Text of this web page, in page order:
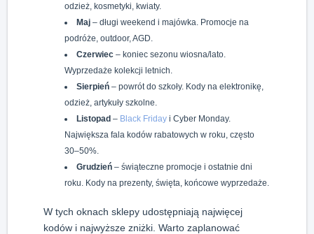
odzież, kosmetyki, kwiaty.
Maj – długi weekend i majówka. Promocje na
podróże, outdoor, AGD.
Czerwiec – koniec sezonu wiosna/lato.
Wyprzedaże kolekcji letnich.
Sierpień – powrót do szkoły. Kody na elektronikę,
odzież, artykuły szkolne.
Listopad – Black Friday i Cyber Monday.
Największa fala kodów rabatowych w roku, często
30–50%.
Grudzień – świąteczne promocje i ostatnie dni
roku. Kody na prezenty, święta, końcowe wyprzedaże.
W tych oknach sklepy udostępniają najwięcej
kodów i najwyższe zniżki. Warto zaplanować